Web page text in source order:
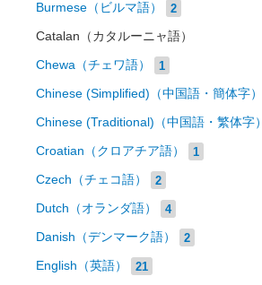
Burmese（ビルマ語） 2
Catalan（カタルーニャ語）
Chewa（チェワ語） 1
Chinese (Simplified)（中国語・簡体字）
Chinese (Traditional)（中国語・繁体字）
Croatian（クロアチア語） 1
Czech（チェコ語） 2
Dutch（オランダ語） 4
Danish（デンマーク語） 2
English（英語） 21